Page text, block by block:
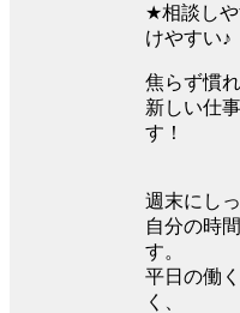
★相談し
けやすい♪
焦らず慣
新しい仕
す！
週末にし
自分の時
す。
平日の働
く、